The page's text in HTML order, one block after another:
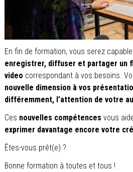
En fin de formation, vous serez
enregistrer, diffuser et partager un
video correspondant à vos besoins.
nouvelle dimension à vos
différemment, l’attention de votre
Ces nouvelles compétences vous
exprimer davantage encore votre
Êtes-vous prêt(e) ?
Bonne formation à toutes et tous !